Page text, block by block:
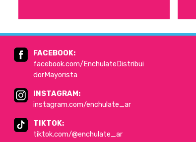
FACEBOOK:
facebook.com/EnchulateDistribui
dorMayorista
INSTAGRAM:
instagram.com/enchulate_ar
TIKTOK:
tiktok.com/@enchulate_ar